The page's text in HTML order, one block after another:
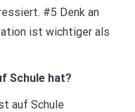
#5 Denk an
ist wichtiger als
Schule hat?
auf Schule